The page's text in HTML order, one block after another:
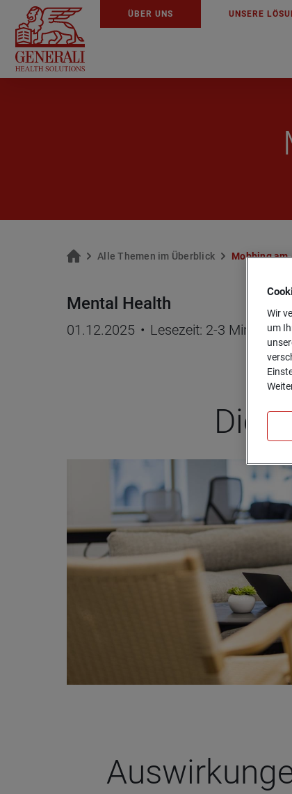
ÜBER UNS UN­SE­RE
Alle The­men im Über­blick Mob­bing
Mental Health
01.12.2025 • Lesezeit: 2-3 Minuten
Die
Wir
um